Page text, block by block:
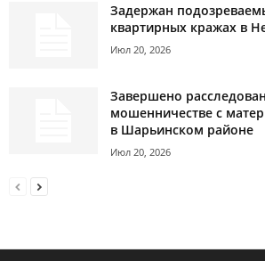
Задержан
квартирных кражах в
Июл 20, 2026
Завершено
мошенничестве с
в Шарьинском районе
Июл 20, 2026